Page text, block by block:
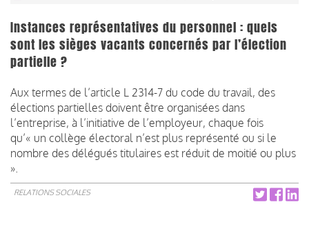
Instances représentatives du personnel : quels
sont les sièges vacants concernés par l’élection
partielle ?
Aux termes de l’article L 2314-7 du code du travail, des
élections partielles doivent être organisées dans
l’entreprise, à l’initiative de l’employeur, chaque fois
qu’« un collège électoral n’est plus représenté ou si le
nombre des délégués titulaires est réduit de moitié ou plus
».
RELATIONS SOCIALES